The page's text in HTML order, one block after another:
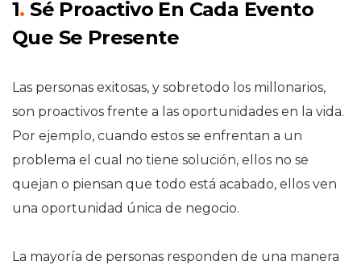
1. Sé Proactivo En Cada Evento
Que Se Presente
Las personas exitosas, y sobretodo los millonarios,
son proactivos frente a las oportunidades en la vida.
Por ejemplo, cuando estos se enfrentan a un
problema el cual no tiene solución, ellos no se
quejan o piensan que todo está acabado, ellos ven
una oportunidad única de negocio.
La mayoría de personas responden de una manera